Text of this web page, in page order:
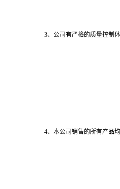
3、公司有严格的质量控制
4、本公司销售的所有产品